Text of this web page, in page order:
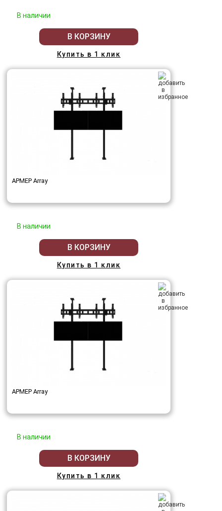
В наличии
В КОРЗИНУ
Купить в 1 клик
АРМЕР Array
В наличии
В КОРЗИНУ
Купить в 1 клик
АРМЕР Array
В наличии
В КОРЗИНУ
Купить в 1 клик